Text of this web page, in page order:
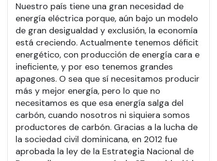
Nuestro país tiene una gran necesidad de
energía eléctrica porque, aún bajo un modelo
de gran desigualdad y exclusión, la economía
está creciendo. Actualmente tenemos déficit
energético, con producción de energía cara e
ineficiente, y por eso tenemos grandes
apagones. O sea que sí necesitamos producir
más y mejor energía, pero lo que no
necesitamos es que esa energía salga del
carbón, cuando nosotros ni siquiera somos
productores de carbón. Gracias a la lucha de
la sociedad civil dominicana, en 2012 fue
aprobada la ley de la Estrategia Nacional de